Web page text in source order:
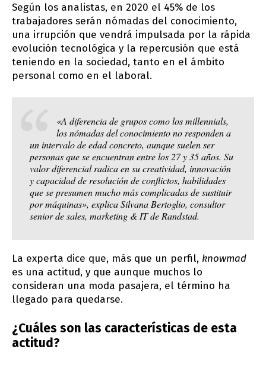
Según los analistas, en 2020 el 45% de los
trabajadores serán nómadas del conocimiento,
una irrupción que vendrá impulsada por la rápida
evolución tecnológica y la repercusión que está
teniendo en la sociedad, tanto en el ámbito
personal como en el laboral.
«A diferencia de grupos como los millennials,
los nómadas del conocimiento no responden a
un intervalo de edad concreto, aunque suelen ser
personas que se encuentran entre los 27 y 35 años. Su
valor diferencial radica en su creatividad, innovación
y capacidad de resolución de conflictos, habilidades
que se presumen mucho más complicadas de sustituir
por máquinas», explica Silvana Bertoglio, consultor
senior de sales, marketing & IT de Randstad.
La experta dice que, más que un perfil, knowmad
es una actitud, y que aunque muchos lo
consideran una moda pasajera, el término ha
llegado para quedarse.
¿Cuáles son las características de esta
actitud?